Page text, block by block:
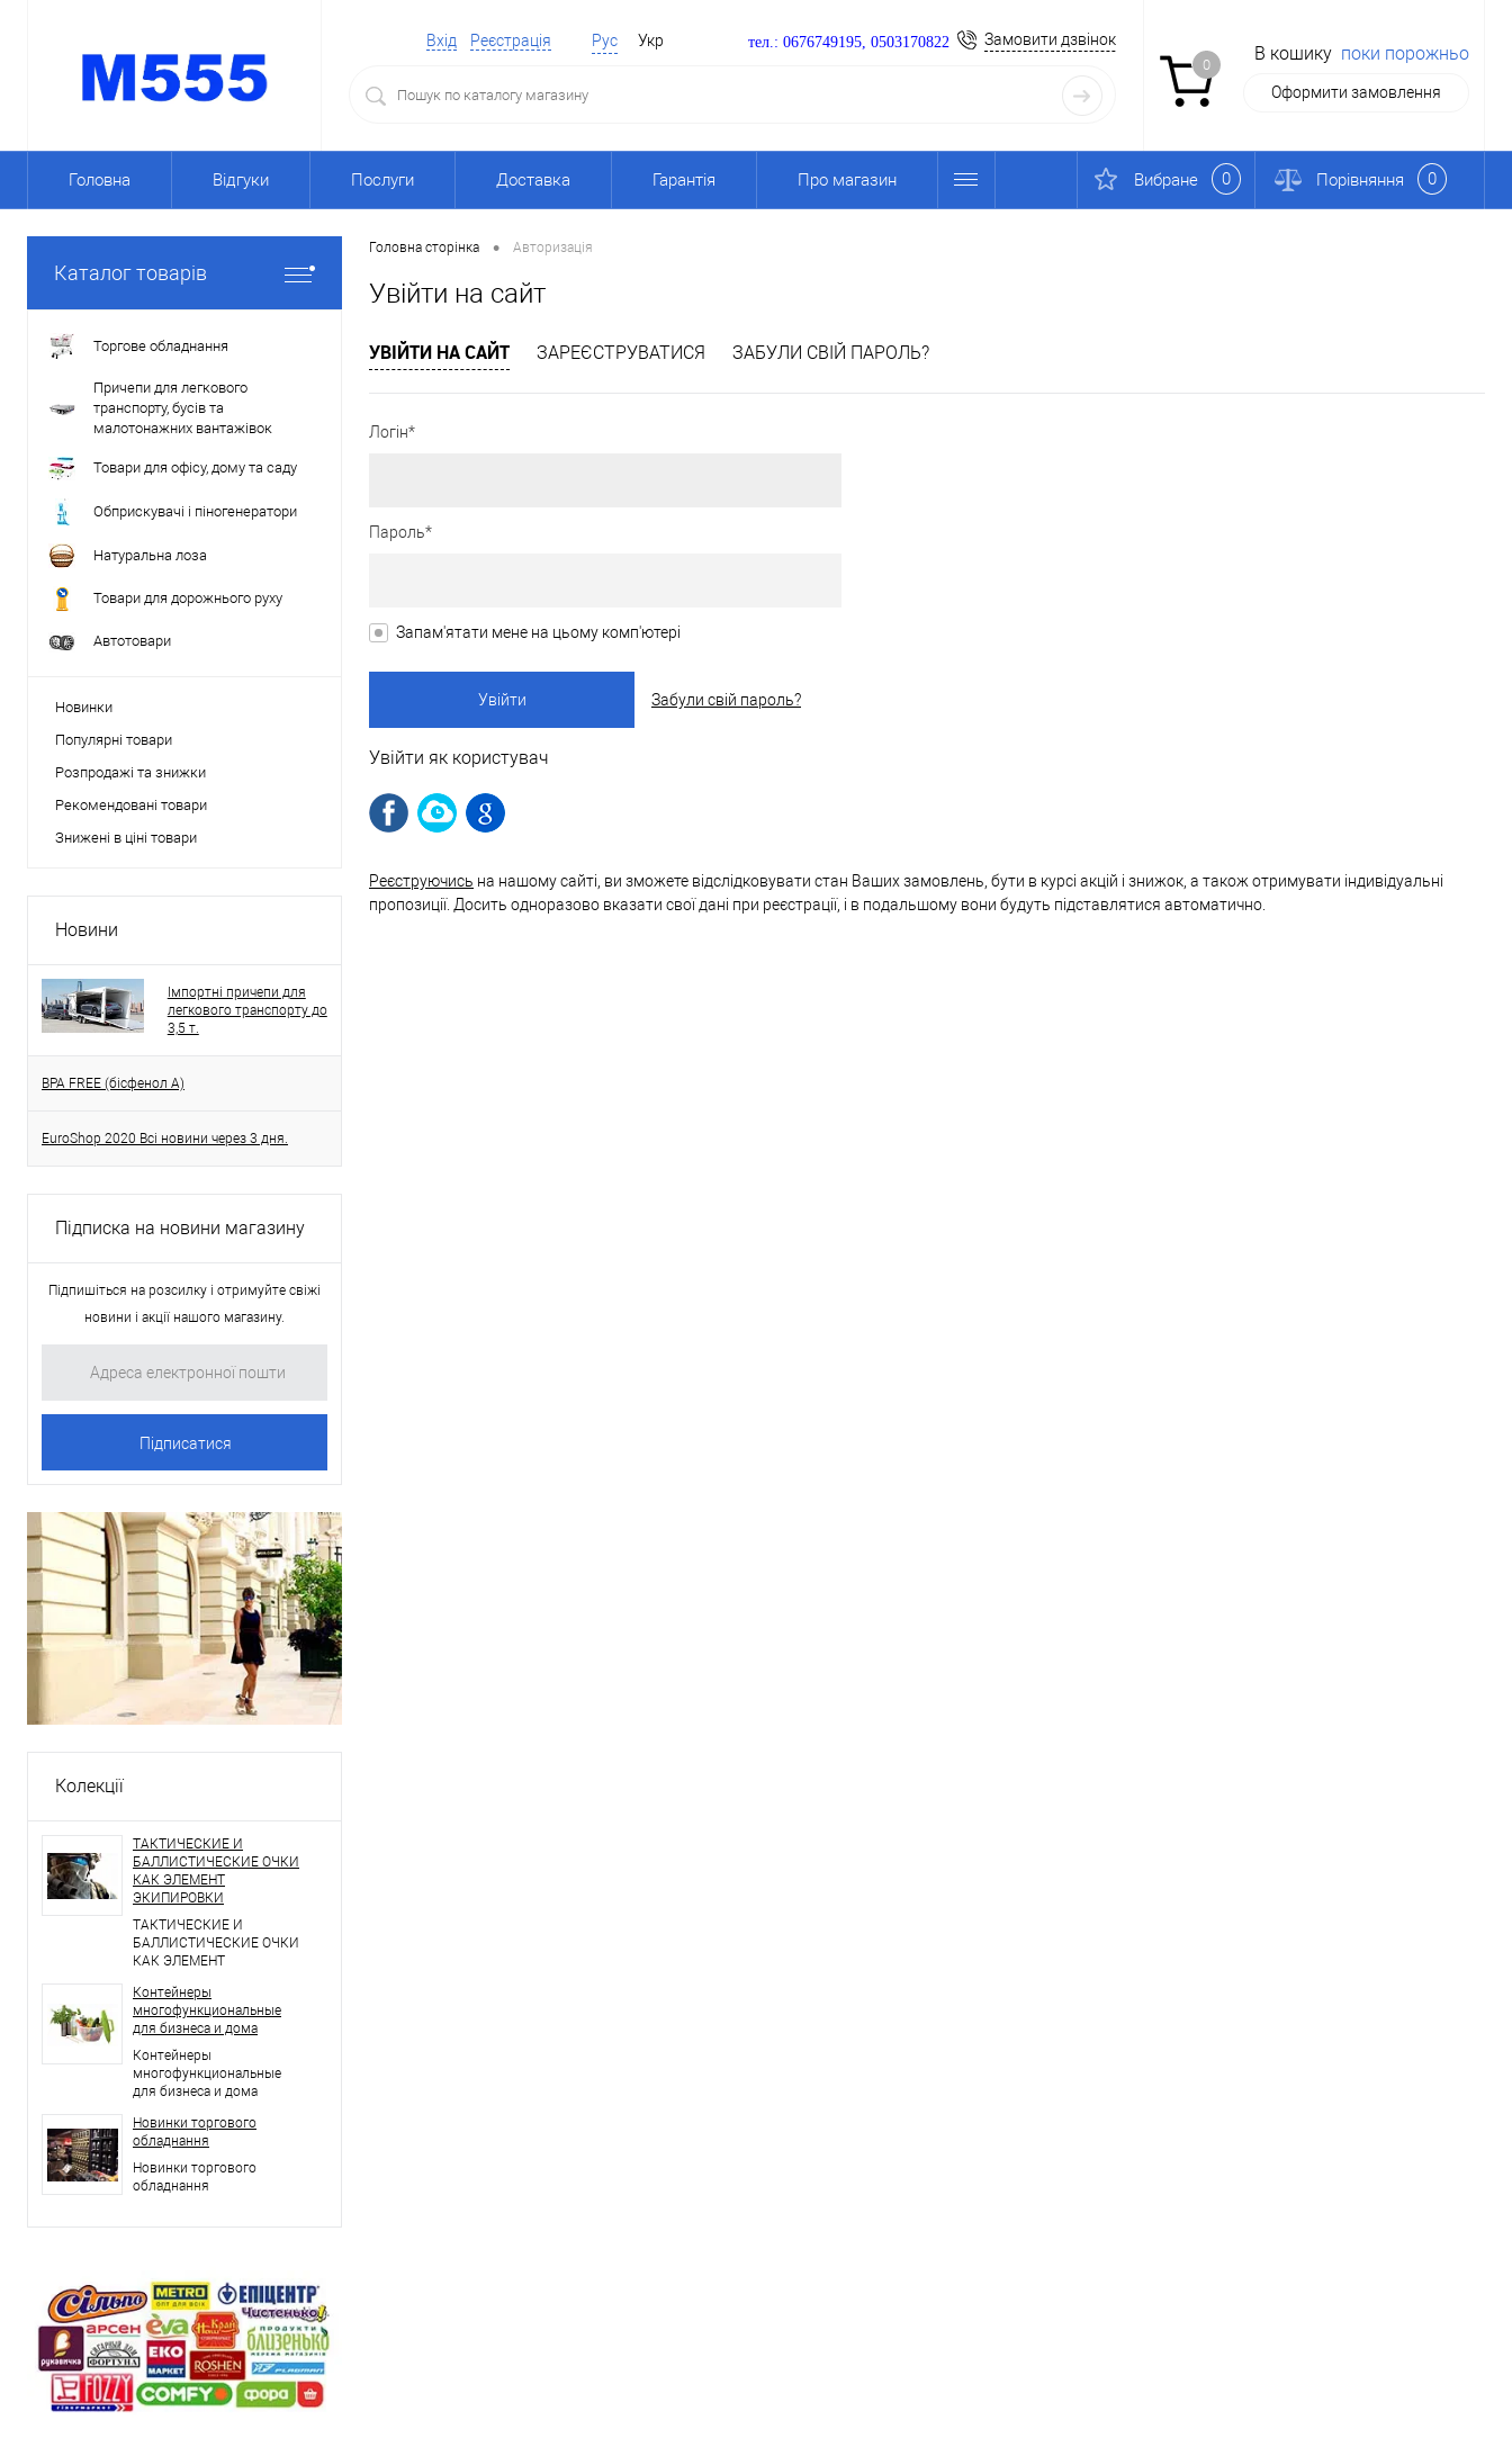
Вхід Реєстрація Рус Укр тел.: 0676749195, 0503170822 Замовити дзвінок
0
В кошику поки порожньо
Оформити замовлення
Головна Відгуки Послуги Доставка Гарантія Про магазин Вибране 0 Порівняння 0
Каталог товарів
Торгове обладнання
Причепи для легкового
транспорту, бусів та
малотонажних вантажівок
Товари для офісу, дому та саду
Обприскувачі і піногенератори
Натуральна лоза
Товари для дорожнього руху
Автотовари
Новинки
Популярні товари
Розпродажі та знижки
Рекомендовані товари
Знижені в ціні товари
Новини
Імпортні причепи для
легкового транспорту до
3,5 т.
BPA FREE (бісфенол A)
EuroShop 2020 Всі новини через 3 дня.
Підписка на новини магазину
Підпишіться на розсилку і отримуйте свіжі
новини і акції нашого магазину.
Колекції
ТАКТИЧЕСКИЕ И
БАЛЛИСТИЧЕСКИЕ ОЧКИ
КАК ЭЛЕМЕНТ
ЭКИПИРОВКИ
ТАКТИЧЕСКИЕ И
БАЛЛИСТИЧЕСКИЕ ОЧКИ
КАК ЭЛЕМЕНТ
Контейнеры
многофункциональные
для бизнеса и дома
Контейнеры
многофункциональные
для бизнеса и дома
Новинки торгового
обладнання
Новинки торгового
обладнання
Головна сторінка • Авторизація
Увійти на сайт
УВІЙТИ НА САЙТ ЗАРЕЄСТРУВАТИСЯ ЗАБУЛИ СВІЙ ПАРОЛЬ?
Логін*
Пароль*
Запам'ятати мене на цьому комп'ютері
Забули свій пароль?
Увійти як користувач
Реєструючись на нашому сайті, ви зможете відслідковувати стан Ваших замовлень, бути в курсі акцій і знижок, а також отримувати індивідуальні
пропозиції. Досить одноразово вказати свої дані при реєстрації, і в подальшому вони будуть підставлятися автоматично.